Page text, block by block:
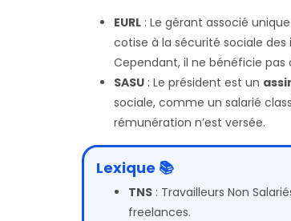
EURL : Le gérant associé
cotise à la sécurité sociale
Cependant, il ne bénéficie pas
SASU : Le président est un
sociale, comme un salarié
rémunération n’est versée.
Lexique 📚
TNS : Travailleurs Non
freelances.